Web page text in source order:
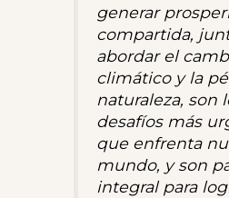
generar
compartida,
abordar el
climático y la
naturaleza, son
desafíos más
que enfrenta
mundo, y son
integral para